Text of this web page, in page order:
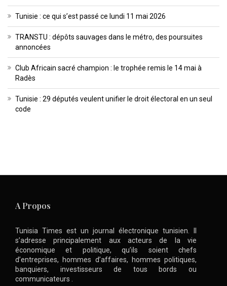
Tunisie : ce qui s’est passé ce lundi 11 mai 2026
TRANSTU : dépôts sauvages dans le métro, des poursuites
annoncées
Club Africain sacré champion : le trophée remis le 14 mai à
Radès
Tunisie : 29 députés veulent unifier le droit électoral en un seul
code
A Propos
Tunisia Times est un journal électronique tunisien. Il
s’adresse principalement aux acteurs de la vie
économique et politique, qu’ils soient chefs
d’entreprises, hommes d’affaires, hommes politiques,
banquiers, investisseurs de tous bords ou
communicateurs .